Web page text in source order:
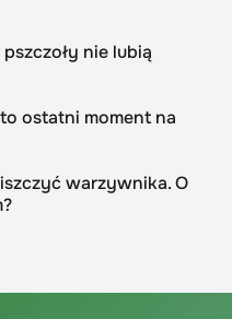
nie lubią
ostatni moment na
warzywnika. O